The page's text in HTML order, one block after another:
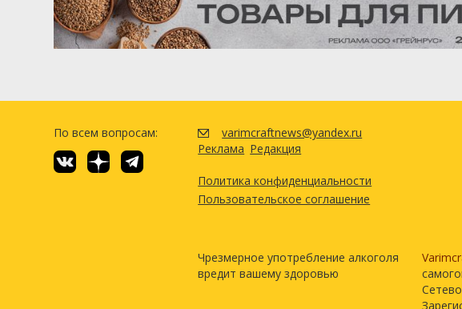
По всем вопросам:
varimcraftnews@yandex.ru
Реклама Редакция
Политика конфиденциальности
Пользовательское соглашение
Чрезмерное употребление алкоголя
вредит вашему здоровью